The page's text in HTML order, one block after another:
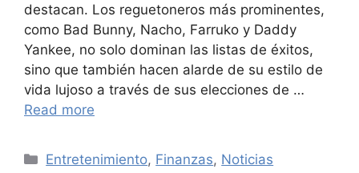
destacan. Los reguetoneros más prominentes,
como Bad Bunny, Nacho, Farruko y Daddy
Yankee, no solo dominan las listas de éxitos,
sino que también hacen alarde de su estilo de
vida lujoso a través de sus elecciones de …
Read more
Categories
Entretenimiento, Finanzas, Noticias